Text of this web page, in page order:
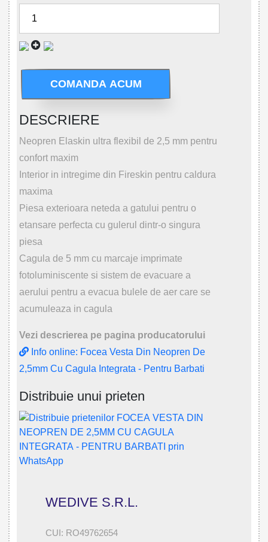
COMANDA ACUM
DESCRIERE
Neopren Elaskin ultra flexibil de 2,5 mm pentru
confort maxim
Interior in intregime din Fireskin pentru caldura
maxima
Piesa exterioara neteda a gatului pentru o
etansare perfecta cu gulerul dintr-o singura
piesa
Cagula de 5 mm cu marcaje imprimate
fotoluminiscente si sistem de evacuare a
aerului pentru a evacua bulele de aer care se
acumuleaza in cagula
Vezi descrierea pe pagina producatorului
Info online: Focea Vesta Din Neopren De
2,5mm Cu Cagula Integrata - Pentru Barbati
Distribuie unui prieten
WEDIVE S.R.L.
CUI: RO49762654